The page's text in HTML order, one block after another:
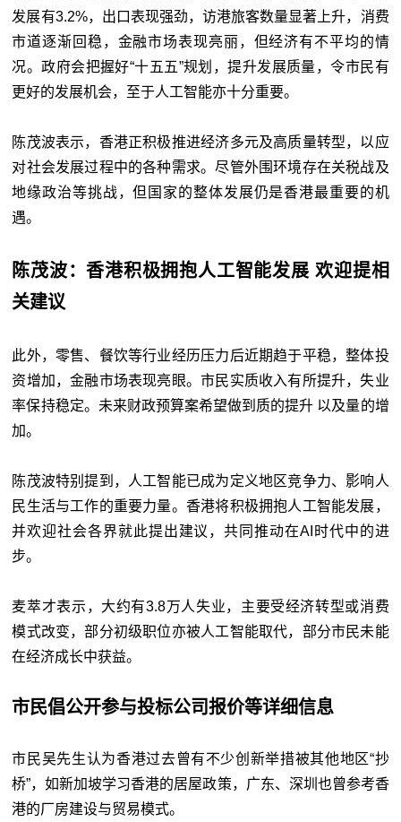
发展有3.2%，出口表现强劲，访港旅客数量显著上升，消费
市道逐渐回稳，金融市场表现亮丽，但经济有不平均的情
况。政府会把握好“十五五”规划，提升发展质量，令市民有
更好的发展机会，至于人工智能亦十分重要。
陈茂波表示，香港正积极推进经济多元及高质量转型，以应
对社会发展过程中的各种需求。尽管外围环境存在关税战及
地缘政治等挑战，但国家的整体发展仍是香港最重要的机
遇。
陈茂波：香港积极拥抱人工智能发展 欢迎提相
关建议
此外，零售、餐饮等行业经历压力后近期趋于平稳，整体投
资增加，金融市场表现亮眼。市民实质收入有所提升，失业
率保持稳定。未来财政预算案希望做到质的提升 以及量的增
加。
陈茂波特别提到，人工智能已成为定义地区竞争力、影响人
民生活与工作的重要力量。香港将积极拥抱人工智能发展，
并欢迎社会各界就此提出建议，共同推动在AI时代中的进
步。
麦萃才表示，大约有3.8万人失业，主要受经济转型或消费
模式改变，部分初级职位亦被人工智能取代，部分市民未能
在经济成长中获益。
市民倡公开参与投标公司报价等详细信息
市民吴先生认为香港过去曾有不少创新举措被其他地区“抄
桥”，如新加坡学习香港的居屋政策，广东、深圳也曾参考香
港的厂房建设与贸易模式。